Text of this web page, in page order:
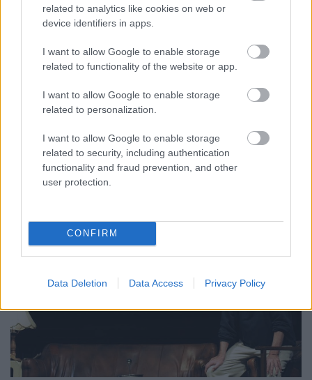
related to analytics like cookies on web or
device identifiers in apps.
I want to allow Google to enable storage
related to functionality of the website or app.
I want to allow Google to enable storage
related to personalization.
I want to allow Google to enable storage
related to security, including authentication
functionality and fraud prevention, and other
user protection.
CONFIRM
Data Deletion Data Access Privacy Policy
– A főszereplő tipikusan gátlásos, neurózisra
hajlamos, művész-értelmiségi férfi, akit Woody Allen
a filmjeiben és Kern a színpadon nagyszerűen
megjelenít. Alkata nem is annyira ritkaság, mint az
ember gondolná. A darab sok humorral mutatja
meg ennek a típusnak a természetrajzát, amelyhez
kicsit-nagyon magunkat is tartozónak véltük.